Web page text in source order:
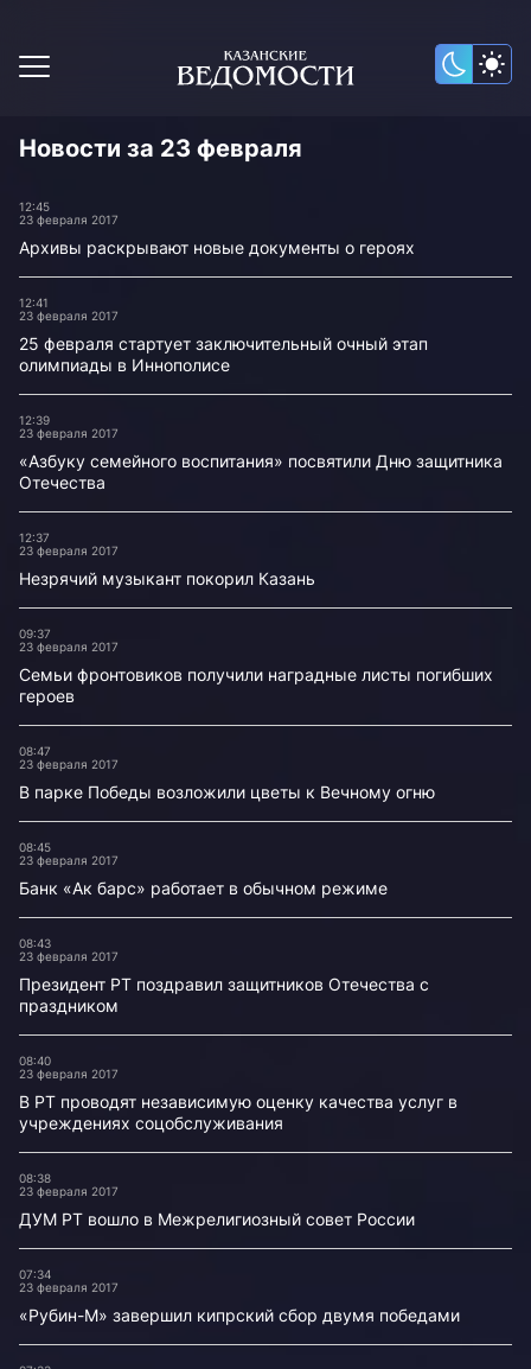
Новости за 23 февраля
12:45
23 февраля 2017
Архивы раскрывают новые документы о героях
12:41
23 февраля 2017
25 февраля стартует заключительный очный этап
олимпиады в Иннополисе
12:39
23 февраля 2017
«Азбуку семейного воспитания» посвятили Дню защитника
Отечества
12:37
23 февраля 2017
Незрячий музыкант покорил Казань
09:37
23 февраля 2017
Семьи фронтовиков получили наградные листы погибших
героев
08:47
23 февраля 2017
В парке Победы возложили цветы к Вечному огню
08:45
23 февраля 2017
Банк «Ак барс» работает в обычном режиме
08:43
23 февраля 2017
Президент РТ поздравил защитников Отечества с
праздником
08:40
23 февраля 2017
В РТ проводят независимую оценку качества услуг в
учреждениях соцобслуживания
08:38
23 февраля 2017
ДУМ РТ вошло в Межрелигиозный совет России
07:34
23 февраля 2017
«Рубин-М» завершил кипрский сбор двумя победами